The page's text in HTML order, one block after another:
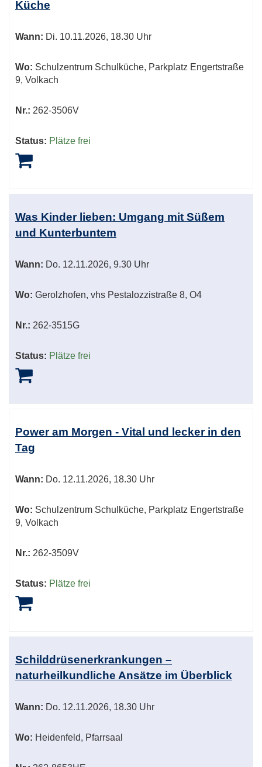
Küche
Wann: Di. 10.11.2026, 18.30 Uhr
Wo: Schulzentrum Schulküche, Parkplatz Engertstraße
9, Volkach
Nr.: 262-3506V
Status: Plätze frei
Was Kinder lieben: Umgang mit Süßem
und Kunterbuntem
Wann: Do. 12.11.2026, 9.30 Uhr
Wo: Gerolzhofen, vhs Pestalozzistraße 8, O4
Nr.: 262-3515G
Status: Plätze frei
Power am Morgen - Vital und lecker in den
Tag
Wann: Do. 12.11.2026, 18.30 Uhr
Wo: Schulzentrum Schulküche, Parkplatz Engertstraße
9, Volkach
Nr.: 262-3509V
Status: Plätze frei
Schilddrüsenerkrankungen –
naturheilkundliche Ansätze im Überblick
Wann: Do. 12.11.2026, 18.30 Uhr
Wo: Heidenfeld, Pfarrsaal